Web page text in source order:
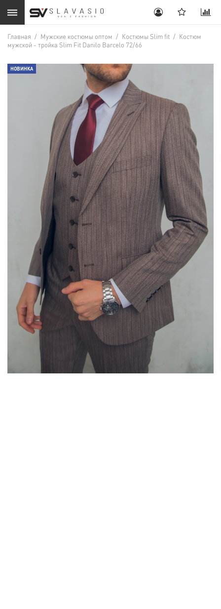
Главная / Мужские костюмы оптом / Костюмы Slim fit / Костюм
мужской - тройка Slim Fit Danilo Barcelo 72/66
НОВИНКА